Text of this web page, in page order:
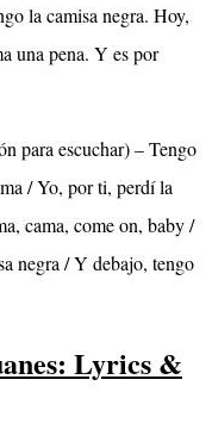
la camisa negra. Hoy,
una pena. Y es por
para escuchar) – Tengo
/ Yo, por ti, perdí la
cama, come on, baby /
negra / Y debajo, tengo
Lyrics &